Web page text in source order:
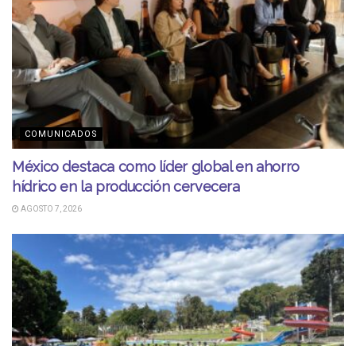
COMUNICADOS
México destaca como líder global en ahorro
hídrico en la producción cervecera
AGOSTO 7, 2026